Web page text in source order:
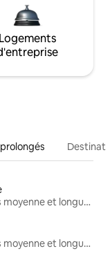
Logements
Locations moyenne et longue durée
Locations moyenne et longue durée